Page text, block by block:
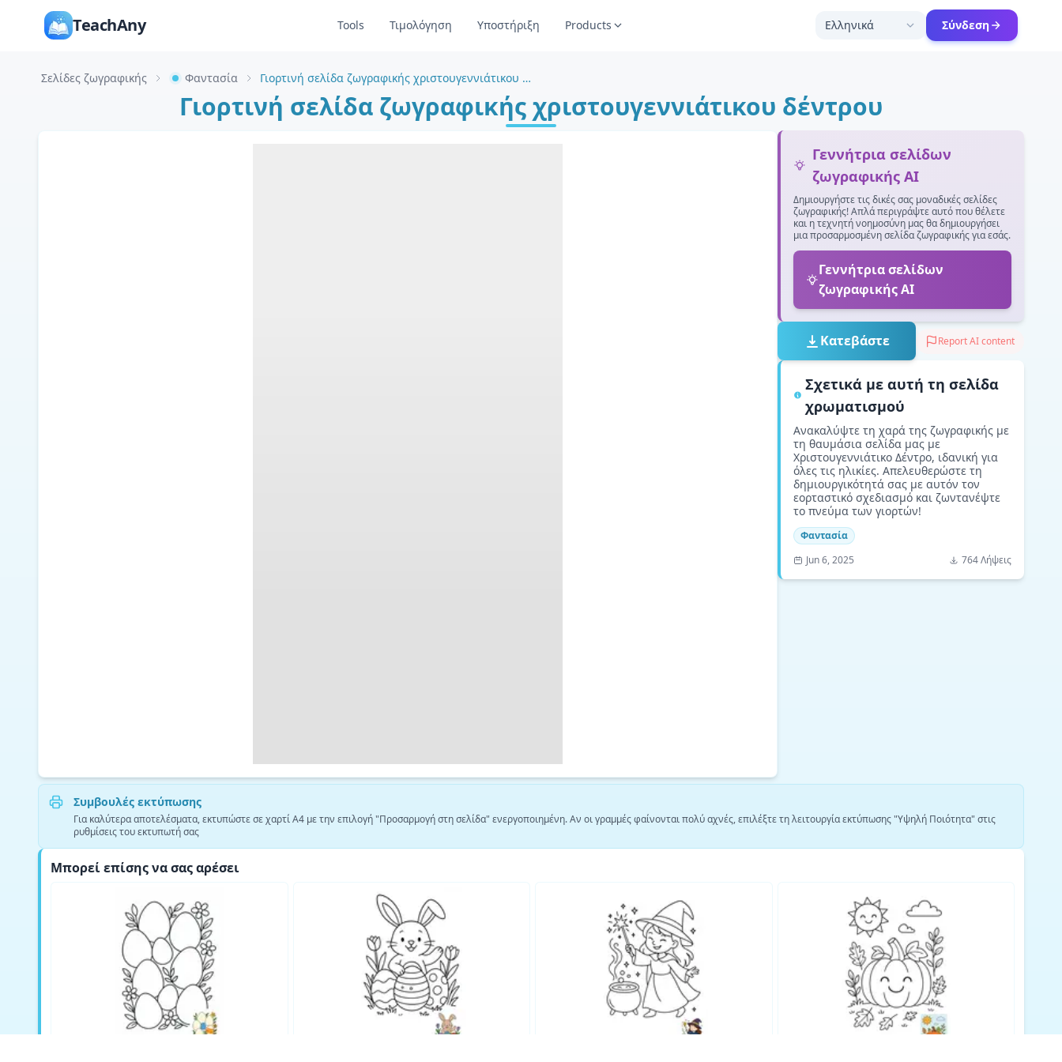
TeachAny Tools Τιμολόγηση Υποστήριξη Products Ελληνικά Σύνδεση
Σελίδες ζωγραφικής Φαντασία Γιορτινή σελίδα ζωγραφικής χριστουγεννιάτικου δέντρου
Γιορτινή σελίδα ζωγραφικής χριστουγεννιάτικου δέντρου
Γεννήτρια σελίδων
ζωγραφικής AI
Δημιουργήστε τις δικές σας μοναδικές σελίδες
ζωγραφικής! Απλά περιγράψτε αυτό που θέλετε
και η τεχνητή νοημοσύνη μας θα δημιουργήσει
μια προσαρμοσμένη σελίδα ζωγραφικής για εσάς.
Γεννήτρια σελίδων
ζωγραφικής AI
Κατεβάστε Report AI content
Σχετικά με αυτή τη σελίδα
χρωματισμού
Ανακαλύψτε τη χαρά της ζωγραφικής με
τη θαυμάσια σελίδα μας με
Χριστουγεννιάτικο Δέντρο, ιδανική για
όλες τις ηλικίες. Απελευθερώστε τη
δημιουργικότητά σας με αυτόν τον
εορταστικό σχεδιασμό και ζωντανέψτε
το πνεύμα των γιορτών!
Φαντασία
Jun 6, 2025
764 Λήψεις
Συμβουλές εκτύπωσης
Για καλύτερα αποτελέσματα, εκτυπώστε σε χαρτί A4 με την επιλογή "Προσαρμογή στη σελίδα" ενεργοποιημένη. Αν οι γραμμές φαίνονται πολύ αχνές, επιλέξτε τη λειτουργία εκτύπωσης "Υψηλή Ποιότητα" στις
ρυθμίσεις του εκτυπωτή σας
Μπορεί επίσης να σας αρέσει